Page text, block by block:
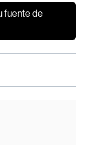
fuente de